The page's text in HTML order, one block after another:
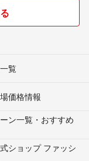
覧
価格情報
ン一覧・おすすめ
ショップ ファッシ